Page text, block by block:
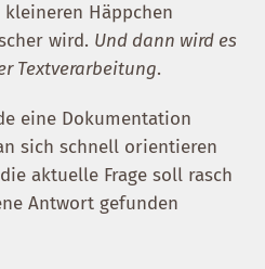
Häppchen
wird. Und dann wird es
Textverarbeitung.
eine Dokumentation
sich schnell orientieren
aktuelle Frage soll rasch
Antwort gefunden